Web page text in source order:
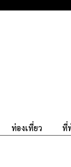
ท่องเที่ยว ที่